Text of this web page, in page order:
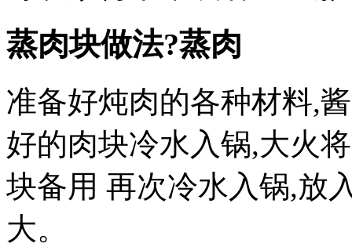
蒸肉块做法?蒸肉
准备好炖肉的各种材料,
好的肉块冷水入锅,大火
块备用 再次冷水入锅,放
大。